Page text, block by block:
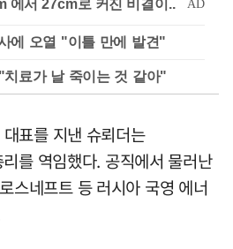
에 오열 "이틀 만에 발견"
료가 날 죽이는 것 같아"
표를 지낸 슈뢰더는
를 역임했다. 공직에서 물러난
스네프트 등 러시아 국영 에너